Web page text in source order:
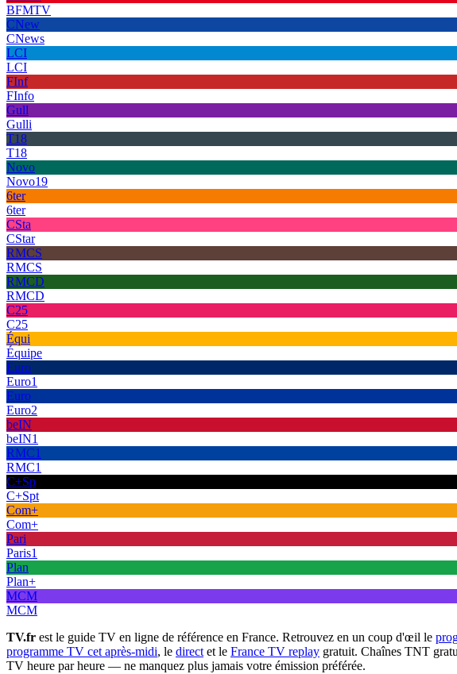
BFMTV
CNew
CNews
LCI
LCI
FInf
FInfo
Gull
Gulli
T18
T18
Novo
Novo19
6ter
6ter
CSta
CStar
RMCS
RMCS
RMCD
RMCD
C25
C25
Équi
Équipe
Euro
Euro1
Euro
Euro2
beIN
beIN1
RMC1
RMC1
C+Sp
C+Spt
Com+
Com+
Pari
Paris1
Plan
Plan+
MCM
MCM
TV.fr est le guide TV en ligne de référence en France. Retrouvez en un coup d'œil le
programme TV cet après-midi, le direct et le France TV replay gratuit. Chaînes TNT
TV heure par heure — ne manquez plus jamais votre émission préférée.